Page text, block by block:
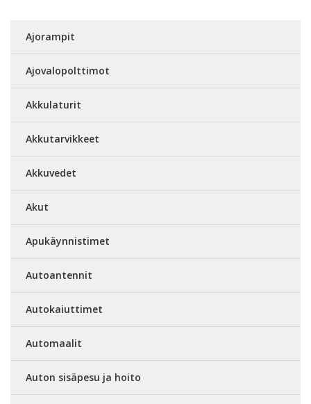
Ajorampit
Ajovalopolttimot
Akkulaturit
Akkutarvikkeet
Akkuvedet
Akut
Apukäynnistimet
Autoantennit
Autokaiuttimet
Automaalit
Auton sisäpesu ja hoito